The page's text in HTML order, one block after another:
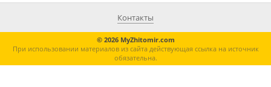
Контакты
© 2026 MyZhitomir.com
При использовании материалов из сайта действующая ссылка на источник
обязательна.